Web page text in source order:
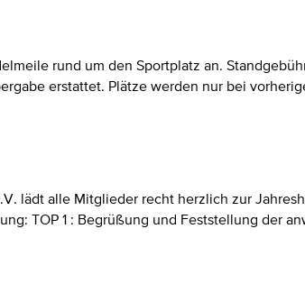
rund um den Sportplatz an.
erstattet. Plätze werden nur bei
lädt alle Mitglieder recht herzlich zur
TOP 1 : Begrüßung und Feststellung der